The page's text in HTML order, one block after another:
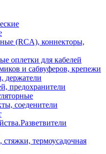
(RCA), коннекторы,
оплетки для кабелей
и сабвуферов, крепежи
держатели
предохранители
соеденители
термоусадочная